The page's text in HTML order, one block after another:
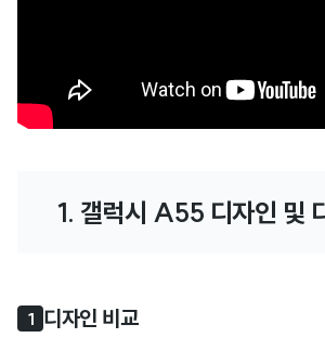
1. 갤럭시 A55 디자인 및
1 디자인 비교